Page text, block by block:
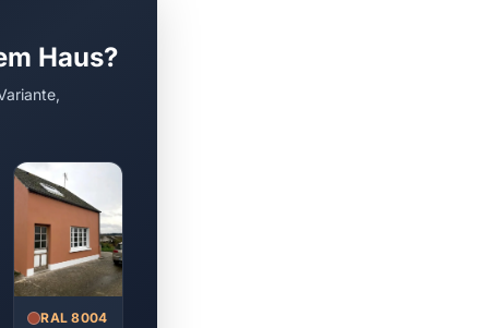
Haus?
RAL 8004